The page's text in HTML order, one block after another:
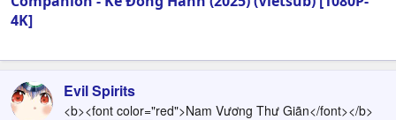
4K]
Evil Spirits
<b><font color="red">Nam Vương Thư Giãn</font></b>